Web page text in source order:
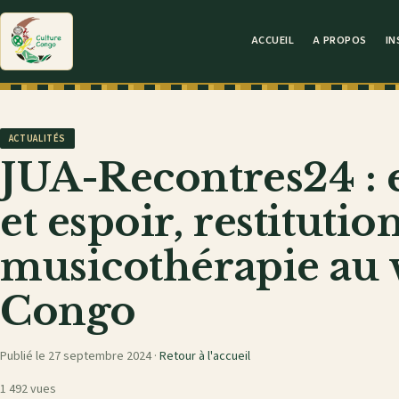
ACCUEIL A PROPOS
ACTUALITÉS
JUA-Recontres24
et espoir,
musicothérapie au
Congo
Publié le 27 septembre 2024 · Retour à l'accueil
1 492 vues